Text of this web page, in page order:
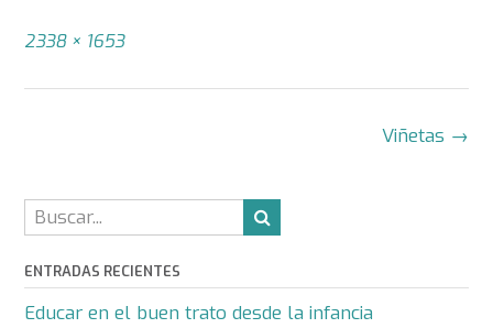
Tamaño
2338 × 1653
entrada
Viñetas →
ENTRADAS RECIENTES
Educar en el buen trato desde la infancia